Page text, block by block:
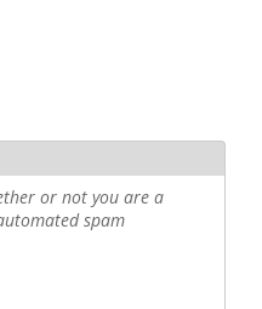
or not you are a
spam